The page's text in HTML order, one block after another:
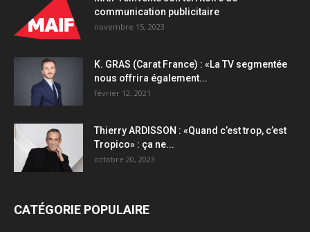
communication publicitaire
novembre 15, 2023
K. GRAS (Carat France) : «La TV segmentée
nous offrira également...
février 12, 2021
Thierry ARDISSON : «Quand c’est trop, c’est
Tropico» : ça ne...
octobre 20, 2023
CATÉGORIE POPULAIRE